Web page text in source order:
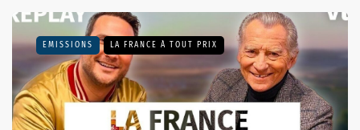
EMISSIONS LA FRANCE À TOUT PRIX